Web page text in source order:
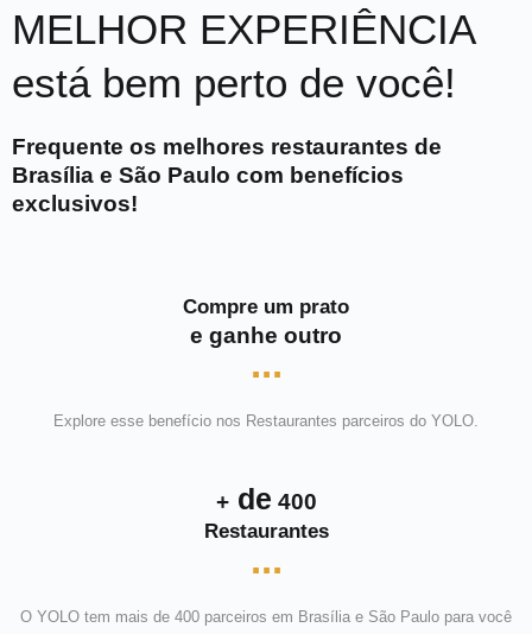
MELHOR EXPERIÊNCIA
está bem perto de você!
Frequente os melhores restaurantes de
Brasília e São Paulo com benefícios
exclusivos!
Compre um prato
e ganhe outro
...
Explore esse benefício nos Restaurantes parceiros do YOLO.
+de 400
Restaurantes
...
O YOLO tem mais de 400 parceiros em Brasília e São Paulo para você